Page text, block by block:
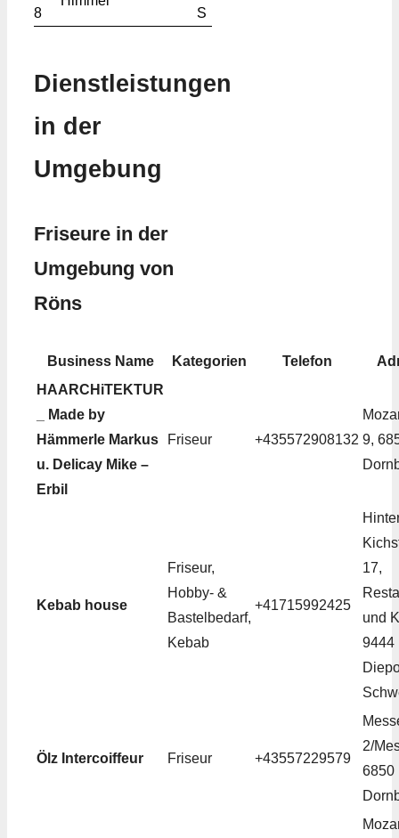
8
S
Dienstleistungen
in der
Umgebung
Friseure in der
Umgebung von
Röns
Business Name Kategorien Telefon
HAARCHiTEKTUR
_ Made by
Hämmerle Markus
u. Delicay Mike –
Erbil
Friseur +435572908132 9,
Kebab house
Friseur,
Hobby- &
Bastelbedarf,
Kebab
+41715992425
17,
und
9444
Ölz Intercoiffeur Friseur +43557229579
2/
6850